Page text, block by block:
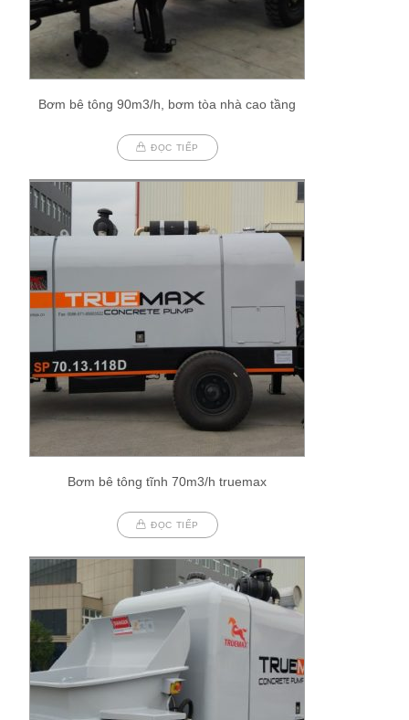
Bơm bê tông 90m3/h, bơm tòa nhà cao tầng
ĐỌC TIẾP
Bơm bê tông tĩnh 70m3/h truemax
ĐỌC TIẾP